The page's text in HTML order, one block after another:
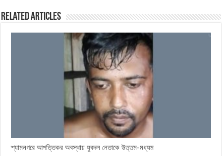
Related Articles
শ্যামনগরে আপত্তিকর অবস্থায় যুবদল নেতাকে উত্তম-মধ্যম